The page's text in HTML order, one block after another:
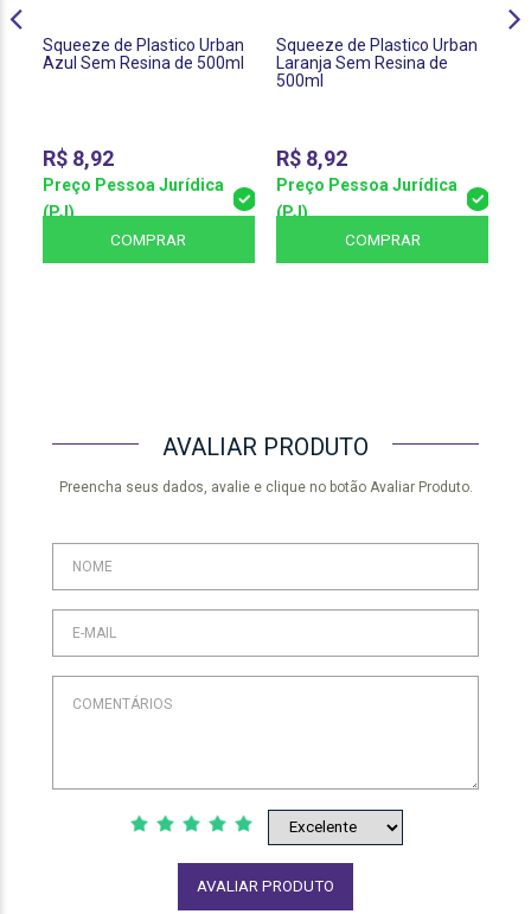
Squeeze de Plastico Urban
Azul Sem Resina de 500ml
R$ 8,92
Preço Pessoa Jurídica
(PJ)
COMPRAR
Squeeze de Plastico Urban
Laranja Sem Resina de
500ml
R$ 8,92
Preço Pessoa Jurídica
(PJ)
COMPRAR
AVALIAR PRODUTO
Preencha seus dados, avalie e clique no botão Avaliar Produto.
AVALIAR PRODUTO